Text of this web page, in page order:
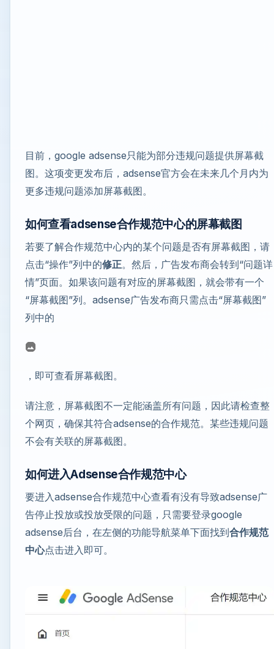
目前，google adsense只能为部分违规问题提供屏幕截
图。这项变更发布后，adsense官方会在未来几个月内为
更多违规问题添加屏幕截图。
如何查看adsense合作规范中心的屏幕截图
若要了解合作规范中心内的某个问题是否有屏幕截图，请
点击“操作”列中的修正。然后，广告发布商会转到“问题详
情”页面。如果该问题有对应的屏幕截图，就会带有一个
“屏幕截图”列。adsense广告发布商只需点击“屏幕截图”
列中的
，即可查看屏幕截图。
请注意，屏幕截图不一定能涵盖所有问题，因此请检查整
个网页，确保其符合adsense的合作规范。某些违规问题
不会有关联的屏幕截图。
如何进入Adsense合作规范中心
要进入adsense合作规范中心查看有没有导致adsense广
告停止投放或投放受限的问题，只需要登录google
adsense后台，在左侧的功能导航菜单下面找到合作规范
中心点击进入即可。